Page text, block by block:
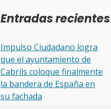
Entradas recientes
Impulso Ciudadano logra
que el ayuntamiento de
Cabrils coloque finalmente
la bandera de España en
su fachada